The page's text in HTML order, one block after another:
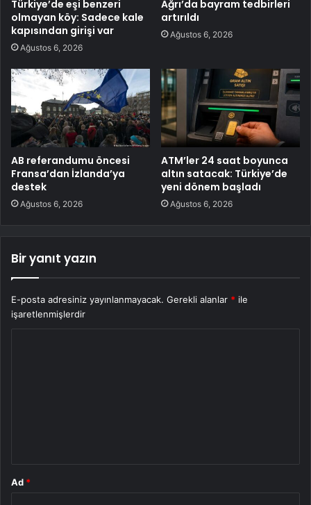
Türkiye’de eşi benzeri
olmayan köy: Sadece kale
kapısından girişi var
Ağustos 6, 2026
Ağrı’da bayram tedbirleri
artırıldı
Ağustos 6, 2026
AB referandumu öncesi
Fransa’dan İzlanda’ya
destek
Ağustos 6, 2026
ATM’ler 24 saat boyunca
altın satacak: Türkiye’de
yeni dönem başladı
Ağustos 6, 2026
Bir yanıt yazın
E-posta adresiniz yayınlanmayacak. Gerekli alanlar * ile
işaretlenmişlerdir
Ad *